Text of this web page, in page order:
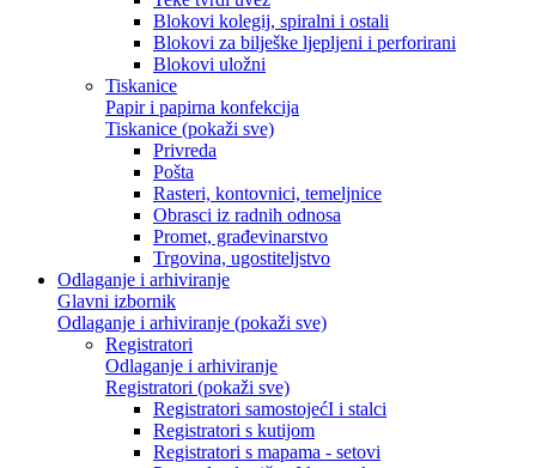
Blokovi kolegij, spiralni i ostali
Blokovi za bilješke ljepljeni i perforirani
Blokovi uložni
Tiskanice
Papir i papirna konfekcija
Tiskanice (pokaži sve)
Privreda
Pošta
Rasteri, kontovnici, temeljnice
Obrasci iz radnih odnosa
Promet, građevinarstvo
Trgovina, ugostiteljstvo
Odlaganje i arhiviranje
Glavni izbornik
Odlaganje i arhiviranje (pokaži sve)
Registratori
Odlaganje i arhiviranje
Registratori (pokaži sve)
Registratori samostojećI i stalci
Registratori s kutijom
Registratori s mapama - setovi